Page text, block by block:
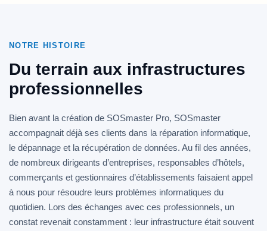
NOTRE HISTOIRE
Du terrain aux infrastructures
professionnelles
Bien avant la création de SOSmaster Pro, SOSmaster
accompagnait déjà ses clients dans la réparation informatique,
le dépannage et la récupération de données. Au fil des années,
de nombreux dirigeants d’entreprises, responsables d’hôtels,
commerçants et gestionnaires d’établissements faisaient appel
à nous pour résoudre leurs problèmes informatiques du
quotidien. Lors des échanges avec ces professionnels, un
constat revenait constamment : leur infrastructure était souvent